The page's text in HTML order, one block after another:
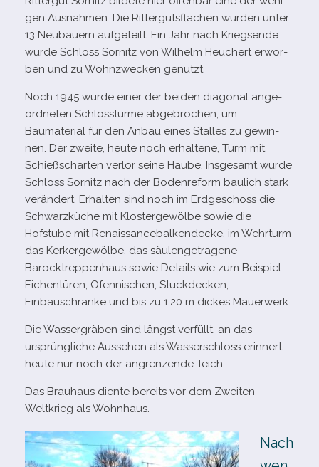
gen Ausnahmen: Die Rittergutsflächen wur­den unter
13 Neubauern auf­ge­teilt. Ein Jahr nach Kriegsende
wurde Schloss Sornitz von Wilhelm Heuchert erwor­
ben und zu Wohnzwecken genutzt.
Noch 1945 wurde einer der bei­den dia­go­nal ange­
ord­ne­ten Schlosstürme abge­bro­chen, um
Baumaterial für den Anbau eines Stalles zu gewin­
nen. Der zweite, heute noch erhal­tene, Turm mit
Schießscharten ver­lor seine Haube. Insgesamt wurde
Schloss Sornitz nach der Bodenreform bau­lich stark
ver­än­dert. Erhalten sind noch im Erdgeschoss die
Schwarzküche mit Klostergewölbe sowie die
Hofstube mit Renaissancebalkendecke, im Wehrturm
das Kerkergewölbe, das säu­len­ge­tra­gene
Barocktreppenhaus sowie Details wie zum Beispiel
Eichentüren, Ofennischen, Stuckdecken,
Einbauschränke und bis zu 1,20 m dickes Mauerwerk.
Die Wassergräben sind längst ver­füllt, an das
ursprüng­li­che Aussehen als Wasserschloss erin­nert
heute nur noch der angren­zende Teich.
Das Brauhaus diente bereits vor dem Zweiten
Weltkrieg als Wohnhaus.
Nach